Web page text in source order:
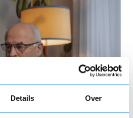
Details Over